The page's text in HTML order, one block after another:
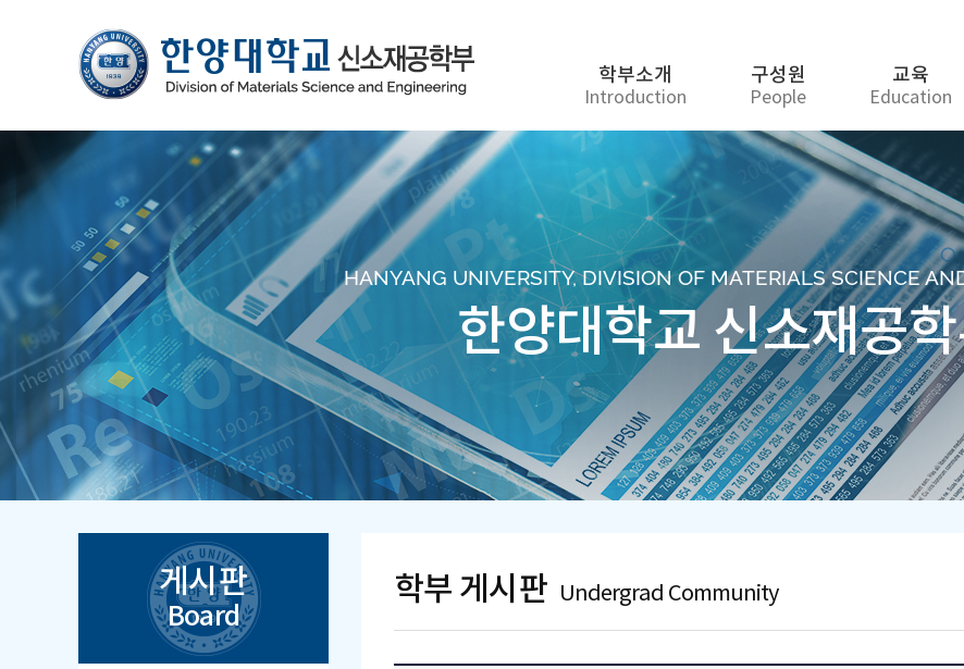
학부소개
Introduction
구성원
People
교육
Education
HANYANG UNIVERSITY, DIVISION OF MATERIALS SCIENCE
한양대학교 신소재공
게시판
Board
학부 게시판 Undergrad Community